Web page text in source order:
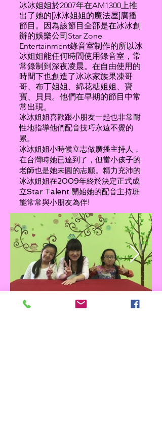
冰冰姐姐於2007年在AM1300上推
出了她的[冰冰姐姐的魔法屋]廣播
節目。因為該節目全部是在冰冰創
辦的娛樂公司Star Zone
Entertainment錄音室制作的所以冰
冰姐姐能任何時間使用錄音室，常
常錄制到深夜凌晨。在自由使用的
時間下也創造了冰冰家族果凍哥
哥、布丁姐姐、綿花糖姐姐、寶
寶、貝貝。他們在早期的節目中常
常出現。
冰冰姐姐喜歡跟小朋友一起也非常耐
性地指導他們配音技巧永遠不覺的
累。
冰冰姐姐小時候立志做廣播主持人，
在台灣時她已達到了，但當小孩子的
老師也是她未圓的志願。精力充沛的
冰冰姐姐在2009年終於決定正式成
立Star Talent 開始她的配音主持班
能常常與小朋友為伴!